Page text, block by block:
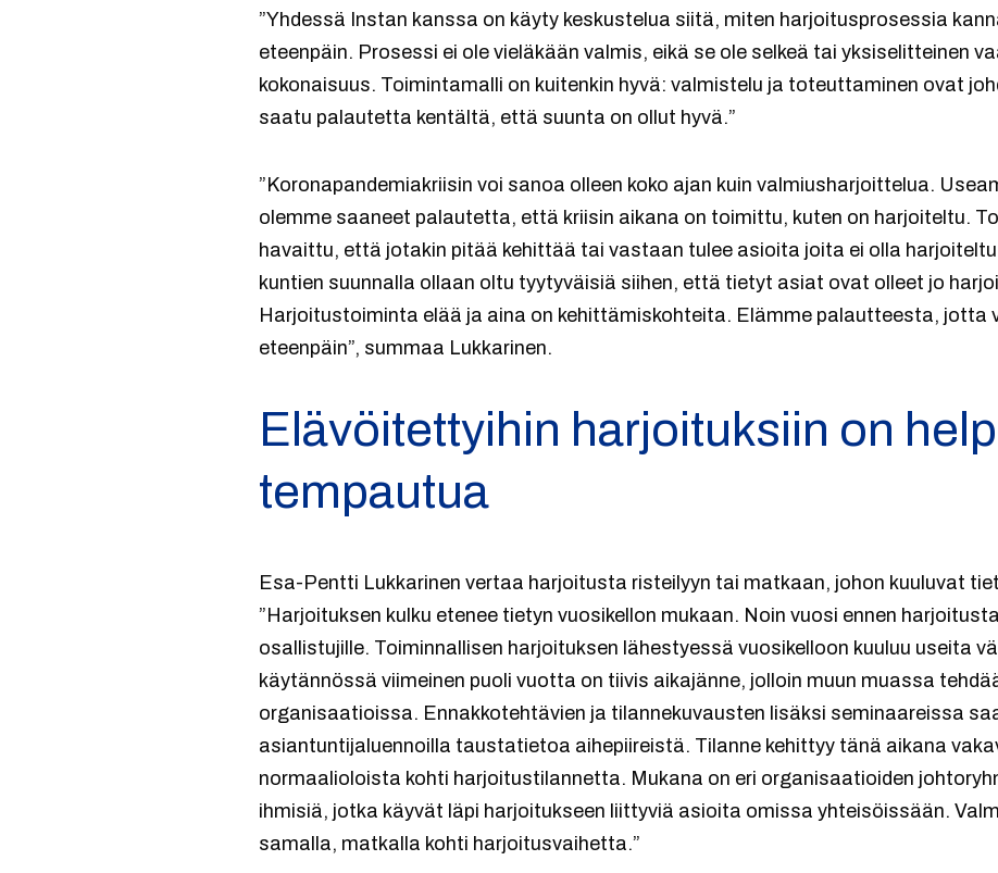
”Yhdessä Instan kanssa on käyty keskustelua siitä, miten harjoitusprosessia
eteenpäin. Prosessi ei ole vieläkään valmis, eikä se ole selkeä tai yksiselitteinen
kokonaisuus. Toimintamalli on kuitenkin hyvä: valmistelu ja toteuttaminen ovat
saatu palautetta kentältä, että suunta on ollut hyvä.”
”Koronapandemiakriisin voi sanoa olleen koko ajan kuin valmiusharjoittelua.
olemme saaneet palautetta, että kriisin aikana on toimittu, kuten on harjoiteltu.
havaittu, että jotakin pitää kehittää tai vastaan tulee asioita joita ei olla
kuntien suunnalla ollaan oltu tyytyväisiä siihen, että tietyt asiat ovat olleet jo
Harjoitustoiminta elää ja aina on kehittämiskohteita. Elämme palautteesta, jotta
eteenpäin”, summaa Lukkarinen.
Elävöitettyihin harjoituksiin on
tempautua
Esa-Pentti Lukkarinen vertaa harjoitusta risteilyyn tai matkaan, johon kuuluvat
”Harjoituksen kulku etenee tietyn vuosikellon mukaan. Noin vuosi ennen
osallistujille. Toiminnallisen harjoituksen lähestyessä vuosikelloon kuuluu useita
käytännössä viimeinen puoli vuotta on tiivis aikajänne, jolloin muun muassa
organisaatioissa. Ennakkotehtävien ja tilannekuvausten lisäksi seminaareissa
asiantuntijaluennoilla taustatietoa aihepiireistä. Tilanne kehittyy tänä aikana
normaalioloista kohti harjoitustilannetta. Mukana on eri organisaatioiden
ihmisiä, jotka käyvät läpi harjoitukseen liittyviä asioita omissa yhteisöissään.
samalla, matkalla kohti harjoitusvaihetta.”